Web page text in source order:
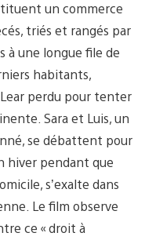
un commerce
triés et rangés par
à une longue file de
habitants,
perdu pour tenter
Sara et Luis, un
se débattent pour
hiver pendant que
s’exalte dans
Le film observe
ce « droit à